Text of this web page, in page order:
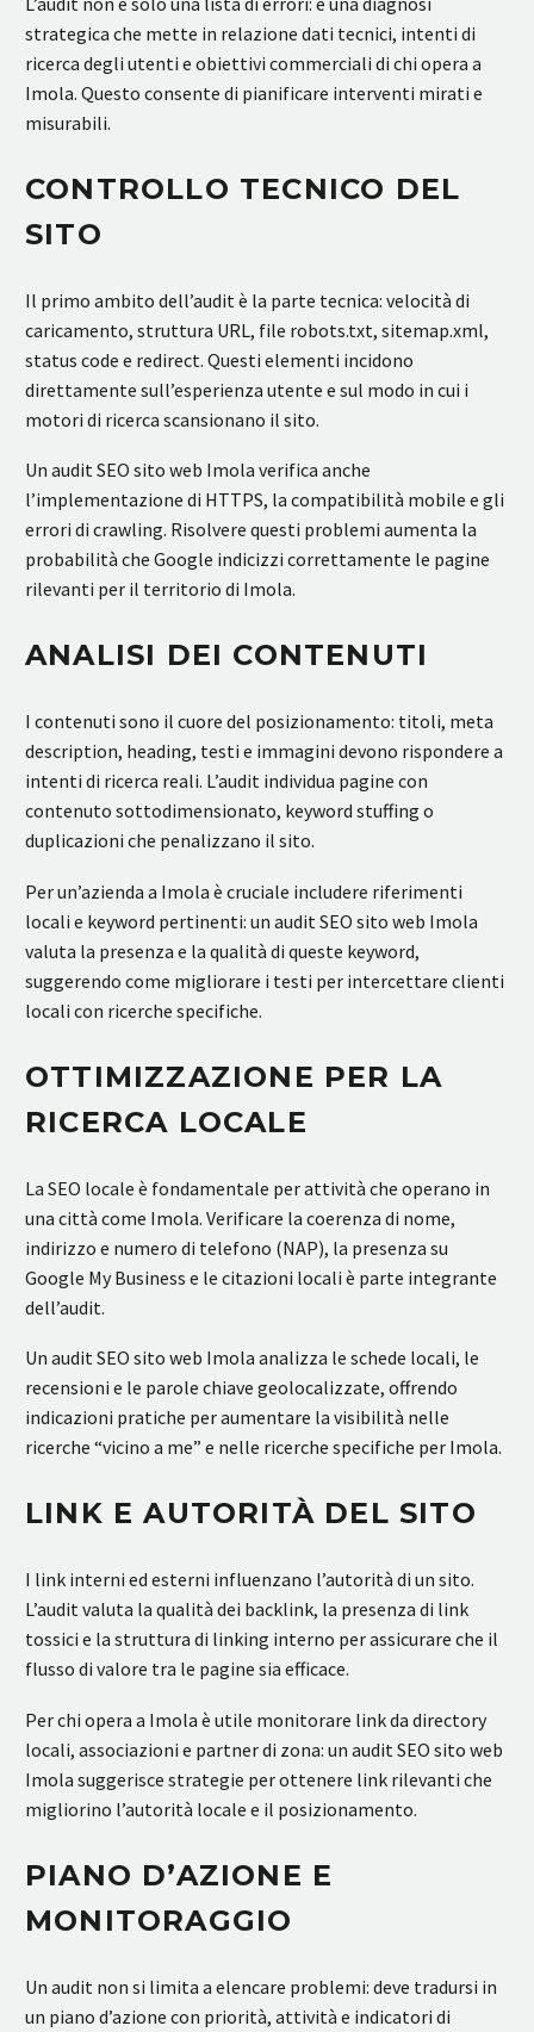
strategica che mette in relazione dati tecnici, intenti di
ricerca degli utenti e obiettivi commerciali di chi opera a
Imola. Questo consente di pianificare interventi mirati e
misurabili.
CONTROLLO TECNICO DEL
SITO
Il primo ambito dell’audit è la parte tecnica: velocità di
caricamento, struttura URL, file robots.txt, sitemap.xml,
status code e redirect. Questi elementi incidono
direttamente sull’esperienza utente e sul modo in cui i
motori di ricerca scansionano il sito.
Un audit SEO sito web Imola verifica anche
l’implementazione di HTTPS, la compatibilità mobile e gli
errori di crawling. Risolvere questi problemi aumenta la
probabilità che Google indicizzi correttamente le pagine
rilevanti per il territorio di Imola.
ANALISI DEI CONTENUTI
I contenuti sono il cuore del posizionamento: titoli, meta
description, heading, testi e immagini devono rispondere a
intenti di ricerca reali. L’audit individua pagine con
contenuto sottodimensionato, keyword stuffing o
duplicazioni che penalizzano il sito.
Per un’azienda a Imola è cruciale includere riferimenti
locali e keyword pertinenti: un audit SEO sito web Imola
valuta la presenza e la qualità di queste keyword,
suggerendo come migliorare i testi per intercettare clienti
locali con ricerche specifiche.
OTTIMIZZAZIONE PER LA
RICERCA LOCALE
La SEO locale è fondamentale per attività che operano in
una città come Imola. Verificare la coerenza di nome,
indirizzo e numero di telefono (NAP), la presenza su
Google My Business e le citazioni locali è parte integrante
dell’audit.
Un audit SEO sito web Imola analizza le schede locali, le
recensioni e le parole chiave geolocalizzate, offrendo
indicazioni pratiche per aumentare la visibilità nelle
ricerche “vicino a me” e nelle ricerche specifiche per Imola.
LINK E AUTORITÀ DEL SITO
I link interni ed esterni influenzano l’autorità di un sito.
L’audit valuta la qualità dei backlink, la presenza di link
tossici e la struttura di linking interno per assicurare che il
flusso di valore tra le pagine sia efficace.
Per chi opera a Imola è utile monitorare link da directory
locali, associazioni e partner di zona: un audit SEO sito web
Imola suggerisce strategie per ottenere link rilevanti che
migliorino l’autorità locale e il posizionamento.
PIANO D’AZIONE E
MONITORAGGIO
Un audit non si limita a elencare problemi: deve tradursi in
un piano d’azione con priorità, attività e indicatori di